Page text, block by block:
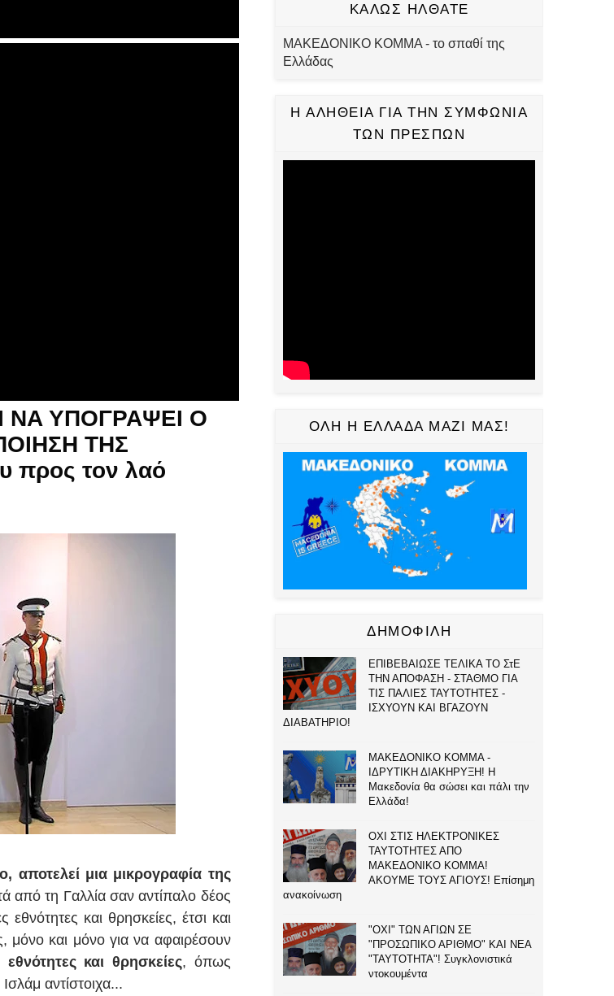
ΝΑ ΥΠΟΓΡΑΨΕΙ Ο
ΤΗΣ
προς τον λαό
αποτελεί μια μικρογραφία της
από τη Γαλλία σαν αντίπαλο δέος
και θρησκείες, έτσι και
μόνο και μόνο για να αφαιρέσουν
και θρησκείες, όπως
αντίστοιχα...
ΚΑΛΩΣ ΗΛΘΑΤΕ
ΜΑΚΕΔΟΝΙΚΟ ΚΟΜΜΑ - το σπαθί της
Ελλάδας
Η ΑΛΗΘΕΙΑ ΓΙΑ ΤΗΝ ΣΥΜΦΩΝΙΑ
ΤΩΝ ΠΡΕΣΠΩΝ
ΟΛΗ Η ΕΛΛΑΔΑ ΜΑΖΙ ΜΑΣ!
ΔΗΜΟΦΙΛΗ
ΕΠΙΒΕΒΑΙΩΣΕ ΤΕΛΙΚΑ ΤΟ ΣτΕ
ΤΗΝ ΑΠΟΦΑΣΗ - ΣΤΑΘΜΟ ΓΙΑ
ΤΙΣ ΠΑΛΙΕΣ ΤΑΥΤΟΤΗΤΕΣ -
ΙΣΧΥΟΥΝ ΚΑΙ ΒΓΑΖΟΥΝ
ΔΙΑΒΑΤΗΡΙΟ!
ΜΑΚΕΔΟΝΙΚΟ ΚΟΜΜΑ -
ΙΔΡΥΤΙΚΗ ΔΙΑΚΗΡΥΞΗ! Η
Μακεδονία θα σώσει και πάλι την
Ελλάδα!
ΟΧΙ ΣΤΙΣ ΗΛΕΚΤΡΟΝΙΚΕΣ
ΤΑΥΤΟΤΗΤΕΣ ΑΠΟ
ΜΑΚΕΔΟΝΙΚΟ ΚΟΜΜΑ!
ΑΚΟΥΜΕ ΤΟΥΣ ΑΓΙΟΥΣ! Επίσημη
ανακοίνωση
"ΟΧΙ" ΤΩΝ ΑΓΙΩΝ ΣΕ
"ΠΡΟΣΩΠΙΚΟ ΑΡΙΘΜΟ" ΚΑΙ ΝΕΑ
"ΤΑΥΤΟΤΗΤΑ"! Συγκλονιστικά
ντοκουμέντα